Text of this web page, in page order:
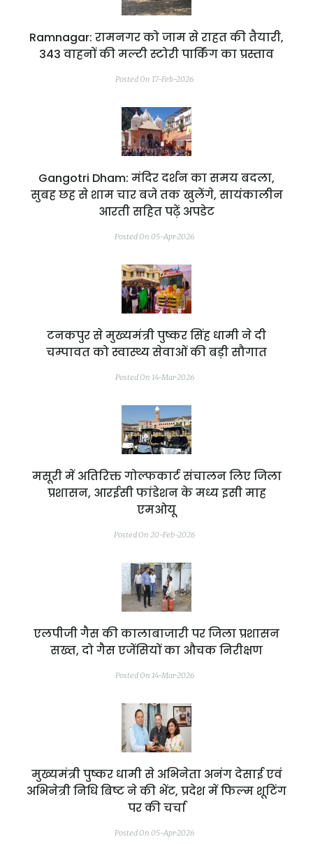
Ramnagar: रामनगर को जाम से राहत की तैयारी,
343 वाहनों की मल्टी स्टोरी पार्किंग का प्रस्ताव
Posted On 17-Feb-2026
Gangotri Dham: मंदिर दर्शन का समय बदला,
सुबह छह से शाम चार बजे तक खुलेंगे, सायंकालीन
आरती सहित पढ़ें अपडेट
Posted On 05-Apr-2026
टनकपुर से मुख्यमंत्री पुष्कर सिंह धामी ने दी
चम्पावत को स्वास्थ्य सेवाओं की बड़ी सौगात
Posted On 14-Mar-2026
मसूरी में अतिरिक्त गोल्फकार्ट संचालन लिए जिला
प्रशासन, आरईसी फांडेशन के मध्य इसी माह
एमओयू
Posted On 20-Feb-2026
एलपीजी गैस की कालाबाजारी पर जिला प्रशासन
सख्त, दो गैस एजेंसियों का औचक निरीक्षण
Posted On 14-Mar-2026
मुख्यमंत्री पुष्कर धामी से अभिनेता अनंग देसाई एवं
अभिनेत्री निधि बिष्ट ने की भेंट, प्रदेश में फिल्म शूटिंग
पर की चर्चा
Posted On 05-Apr-2026